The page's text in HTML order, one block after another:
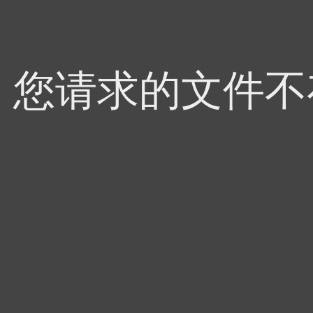
您请求的文件